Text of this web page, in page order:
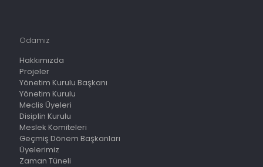
Odamız
Hakkımızda
Projeler
Yönetim Kurulu Başkanı
Yönetim Kurulu
Meclis Üyeleri
Disiplin Kurulu
Meslek Komiteleri
Geçmiş Dönem Başkanları
Üyelerimiz
Zaman Tüneli